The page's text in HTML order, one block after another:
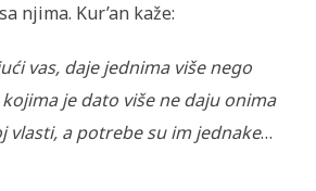
njima. Kur’an kaže:
vas, daje jednima više nego
je dato više ne daju onima
vlasti, a potrebe su im jednake…